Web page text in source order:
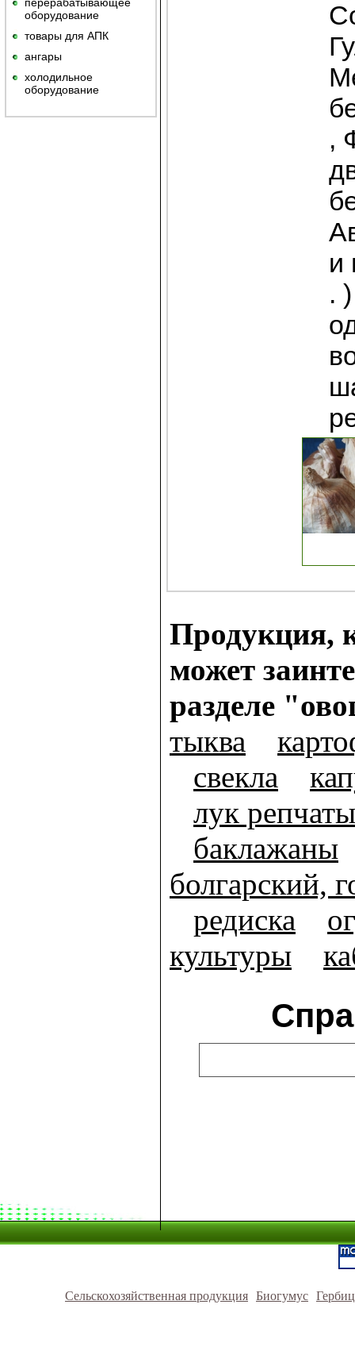
оборудование
товары для АПК
ангары
холодильное
оборудование
,
и
.
Продукция,
может
разделе
тыква
свекла
лук
баклажаны
болгарский,
редиска
культуры
Сельскохозяйственная продукция Биогумус